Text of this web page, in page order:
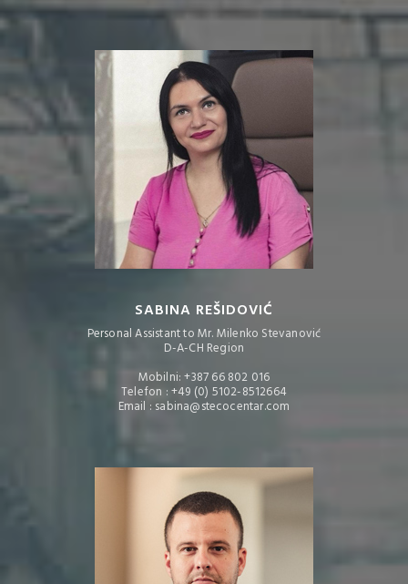
SABINA REŠIDOVIĆ
Personal Assistant to Mr. Milenko Stevanović
D-A-CH Region
Mobilni: +387 66 802 016
Telefon : +49 (0) 5102-8512664
Email : sabina@stecocentar.com